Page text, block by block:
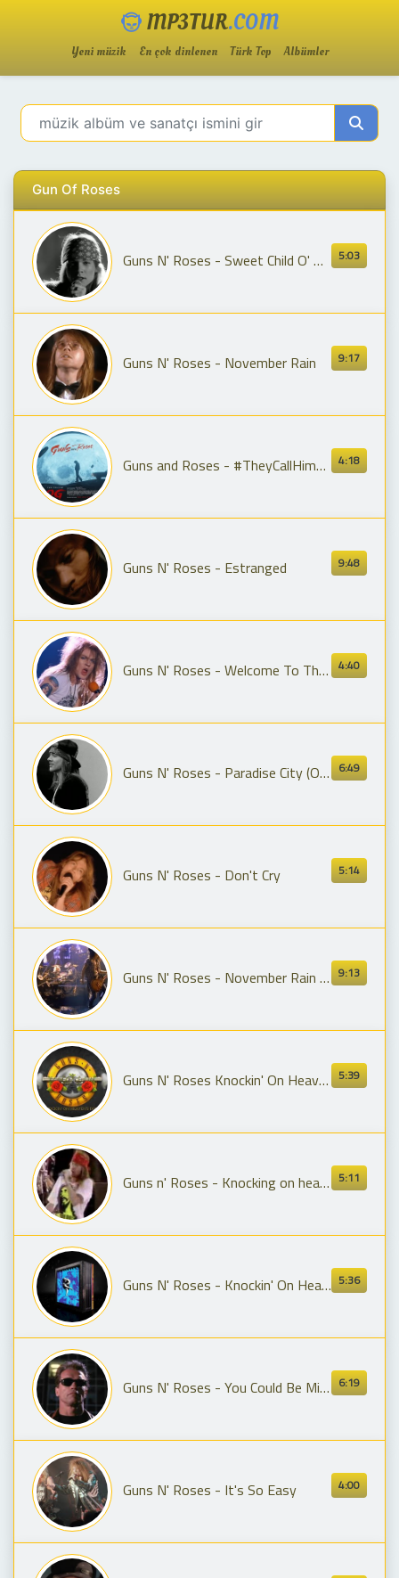
MP3TUR.COM
Yeni müzik En çok dinlenen Türk Top Albümler
Gun Of Roses
5:03
Guns N' Roses - Sweet Child O' Mine (Official Music Video)
9:17
Guns N' Roses - November Rain
4:18
Guns and Roses - #TheyCallHimOG | Pawan Kalyan | Emraan Hashmi | Sujeeth | Thaman S | DVV Danayya
9:48
Guns N' Roses - Estranged
4:40
Guns N' Roses - Welcome To The Jungle
6:49
Guns N' Roses - Paradise City (Official Music Video)
5:14
Guns N' Roses - Don't Cry
9:13
Guns N' Roses - November Rain (2022 Version)
5:39
Guns N' Roses Knockin' On Heaven's Door (videoclip) HD
5:11
Guns n' Roses - Knocking on heaven's door
5:36
Guns N' Roses - Knockin' On Heaven's Door (Visualizer)
6:19
Guns N' Roses - You Could Be Mine (Official Video HD)
4:00
Guns N' Roses - It's So Easy